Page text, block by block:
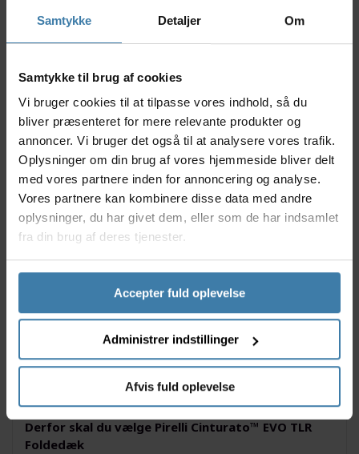
Samtykke Detaljer Om
Samtykke til brug af cookies
Vi bruger cookies til at tilpasse vores indhold, så du
bliver præsenteret for mere relevante produkter og
annoncer. Vi bruger det også til at analysere vores trafik.
Oplysninger om din brug af vores hjemmeside bliver delt
med vores partnere inden for annoncering og analyse.
Vores partnere kan kombinere disse data med andre
oplysninger, du har givet dem, eller som de har indsamlet
fra din brug af deres tjenester.
Accepter fuld oplevelse
Administrer indstillinger
Afvis fuld oplevelse
og lav rullemodstand
Tubeless Ready (TLR) - mulighed for
punkteringsfri kørsel med tubeless setup
Forstærket karkasse der øger
modstandsdygtighed mod snitskader og
punkteringer
Egnet til både asfalt og let grus
Designet til moderne road, adventure og
endurance cykling
Anvendelse
Pirelli Cinturato™ EVO TLR Foldedæk er ideelt til både
erfarne landevejscyklister og cykelentusiaster, der
velegnet til dig, der prioriterer sikkerhed, komfort
og vedvarende ydeevne under alle forhold. Den
tubeless-kompatible teknologi giver ekstra
beskyttelse mod punkteringer og gør dækket
perfekt til både daglig pendling og længere eventyr.
Derfor skal du vælge Pirelli Cinturato™ EVO TLR
Foldedæk